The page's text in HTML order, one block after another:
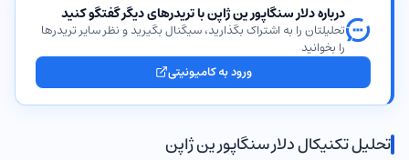
درباره دلار سنگاپور ین ژاپن با تریدرهای دیگر گفتگو کنید
تحلیلتان را به اشتراک بگذارید، سیگنال بگیرید و نظر سایر تریدرها
را بخوانید
ورود به کامیونیتی
تحلیل تکنیکال دلار سنگاپور ین ژاپن